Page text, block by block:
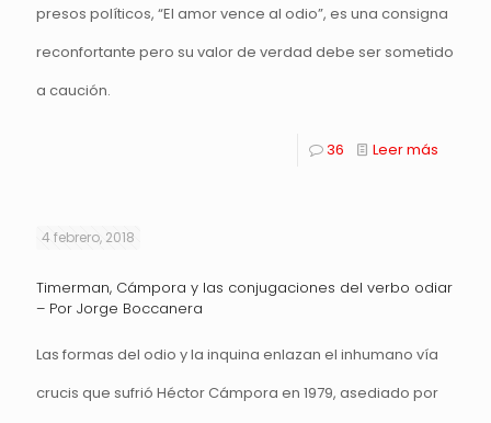
presos políticos, “El amor vence al odio”, es una consigna
reconfortante pero su valor de verdad debe ser sometido
a caución.
36 Leer más
4 febrero, 2018
Timerman, Cámpora y las conjugaciones del verbo odiar
– Por Jorge Boccanera
Las formas del odio y la inquina enlazan el inhumano vía
crucis que sufrió Héctor Cámpora en 1979, asediado por